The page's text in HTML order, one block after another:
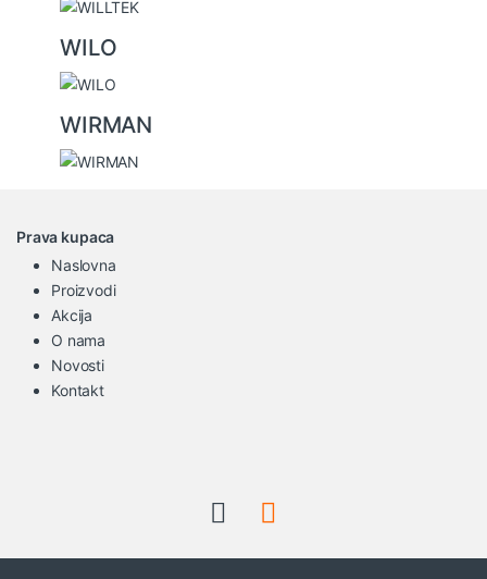
WILO
WIRMAN
Prava kupaca
Naslovna
Proizvodi
Akcija
O nama
Novosti
Kontakt